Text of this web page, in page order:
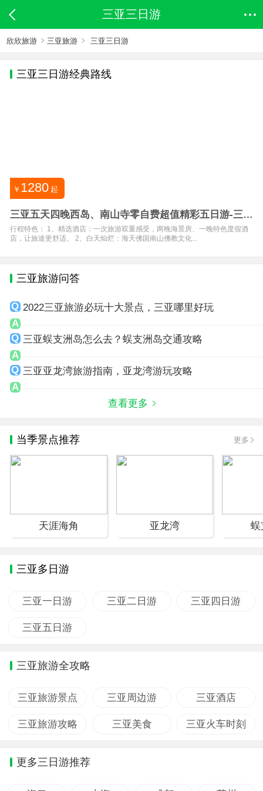
三亚三日游
欣欣旅游 三亚旅游 三亚三日游
三亚三日游经典路线
￥ 1280 起
三亚五天四晚西岛、南山寺零自费超值精彩五日游-三亚
旅游团报价
行程特色： 1、精选酒店：一次旅游双重感受，两晚海景房、一晚特色度假酒
店，让旅途更舒适。 2、白天灿烂：海天佛国南山佛教文化...
三亚旅游问答
2022三亚旅游必玩十大景点，三亚哪里好玩
三亚蜈支洲岛怎么去？蜈支洲岛交通攻略
三亚亚龙湾旅游指南，亚龙湾游玩攻略
查看更多
当季景点推荐 更多
天涯海角 亚龙湾 蜈
三亚多日游
三亚一日游 三亚二日游 三亚四日游
三亚五日游
三亚旅游全攻略
三亚旅游景点 三亚周边游 三亚酒店
三亚旅游攻略 三亚美食 三亚火车时刻
更多三日游推荐